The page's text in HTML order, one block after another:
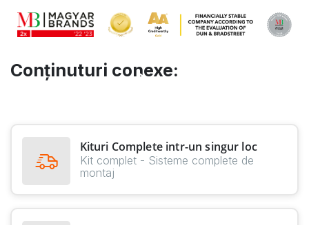
Conținuturi conexe:
Kituri Complete intr-un singur loc
Kit complet - Sisteme complete de
montaj